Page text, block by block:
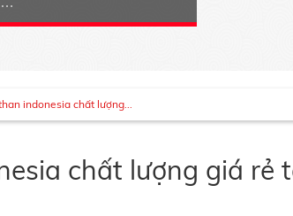
indonesia chất lượng...
chất lượng giá rẻ